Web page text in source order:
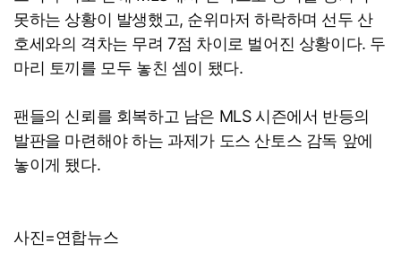
못하는 상황이 발생했고, 순위마저 하락하며 선두 산
호세와의 격차는 무려 7점 차이로 벌어진 상황이다. 두
마리 토끼를 모두 놓친 셈이 됐다.
팬들의 신뢰를 회복하고 남은 MLS 시즌에서 반등의
발판을 마련해야 하는 과제가 도스 산토스 감독 앞에
놓이게 됐다.
사진=연합뉴스